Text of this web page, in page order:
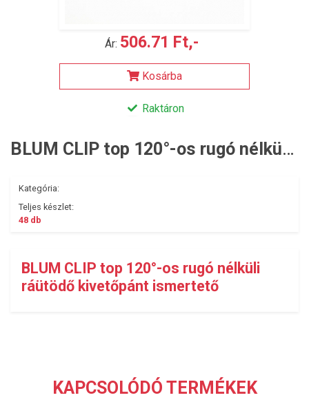
Ár: 506.71 Ft,-
Kosárba
Raktáron
BLUM CLIP top 120°-os rugó nélküli ráütödő kivetőpánt
Kategória:
Teljes készlet:
48 db
BLUM CLIP top 120°-os rugó nélküli
ráütödő kivetőpánt ismertető
KAPCSOLÓDÓ TERMÉKEK